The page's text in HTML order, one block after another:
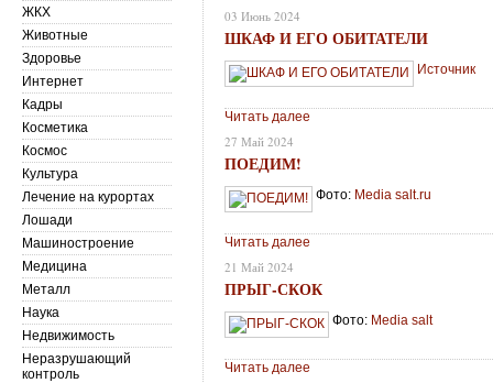
03 Июнь 2024
ШКАФ И ЕГО ОБИТАТЕЛИ
Источник
Читать далее
27 Май 2024
ПОЕДИМ!
Фото: Меdia salt.ru
Читать далее
21 Май 2024
ПРЫГ-СКОК
Фото: Меdia salt
Читать далее
ЖКХ
Животные
Здоровье
Интернет
Кадры
Косметика
Космос
Культура
Лечение на курортах
Лошади
Машиностроение
Медицина
Металл
Наука
Недвижимость
Неразрушающий
контроль